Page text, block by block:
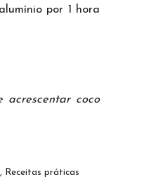
por 1 hora
acrescentar coco
, Receitas práticas